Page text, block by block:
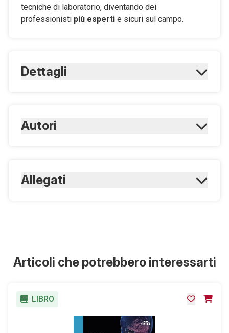
tecniche di laboratorio, diventando dei
professionisti più esperti e sicuri sul campo.
Dettagli
Numero edizione:
Formato:16,8 x 24 cm
Autori
Allegati
Articoli che potrebbero interessarti
LIBRO